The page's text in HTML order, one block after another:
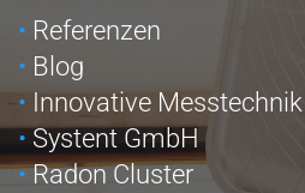
Referenzen
Blog
Innovative Messtechnik
Systent GmbH
Radon Cluster